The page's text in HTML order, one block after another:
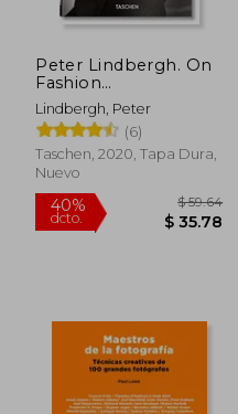
45%
dcto. $ 42.22
Peter Lindbergh. On
Fashion
Photography. 40Th
Anniversary Edition
(en Inglés)
Lindbergh, Peter
(6)
Taschen, 2020, Tapa Dura,
Nuevo